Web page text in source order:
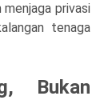
menjaga privasi
tenaga
Bukan